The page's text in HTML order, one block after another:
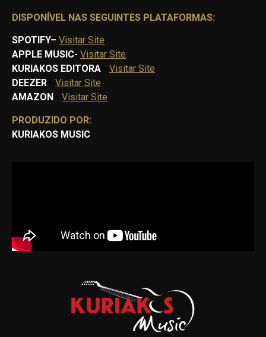
DISPONÍVEL NAS SEGUINTES PLATAFORMAS:
SPOTIFY– Visitar Site
APPLE MUSIC- Visitar Site
KURIAKOS EDITORA
Visitar Site
DEEZER
Visitar Site
AMAZON
Visitar Site
PRODUZIDO POR:
KURIAKOS MUSIC